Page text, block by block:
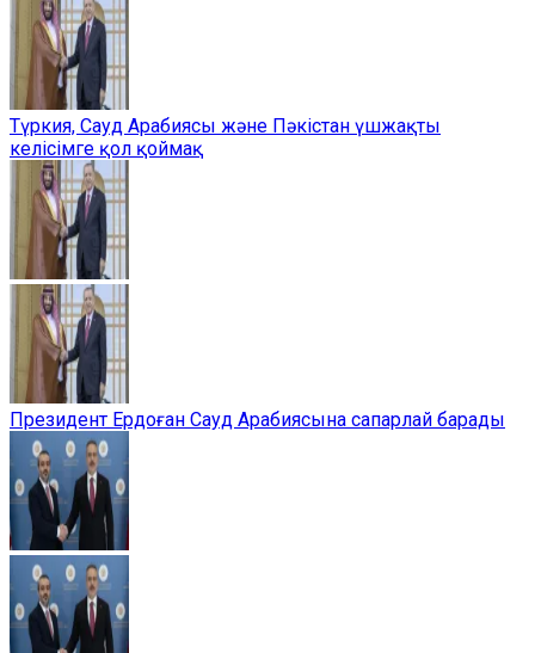
Түркия, Сауд Арабиясы және Пәкістан үшжақты
келісімге қол қоймақ
Президент Ердоған Сауд Арабиясына сапарлай барады